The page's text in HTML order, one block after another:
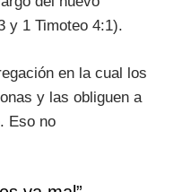
y 1 Timoteo 4:1).
en la cual los
y las obliguen a
Eso no